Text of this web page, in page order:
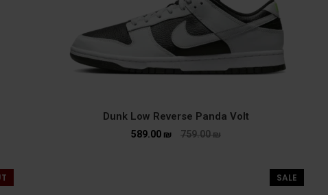
Dunk Low Reverse Panda Volt
759.00₪
589.00 ₪
SALE